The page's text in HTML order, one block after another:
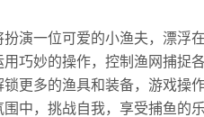
演一位可爱的小渔夫，漂浮
巧妙的操作，控制渔网捕捉
更多的渔具和装备，游戏操
中，挑战自我，享受捕鱼的乐